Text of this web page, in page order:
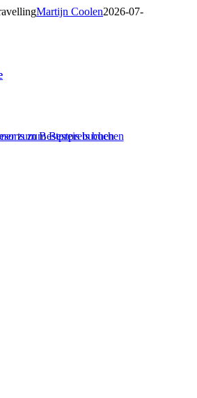
zum Bestpreis buchen
zum Bestpreis buchen
Martijn Coolen2026-07-